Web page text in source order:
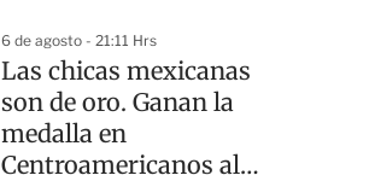
6 de agosto - 21:11 Hrs
Las chicas mexicanas
son de oro. Ganan la
medalla en
Centroamericanos al